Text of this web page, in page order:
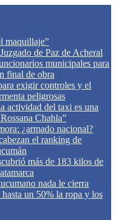
maquillaje”
de Paz de Acheral
municipales para
final de obra
exigir controles y el
peligrosas
actividad del taxi es una
Chahla”
¿armado nacional?
el ranking de
más de 183 kilos de
nada le cierra
un 50% la ropa y los